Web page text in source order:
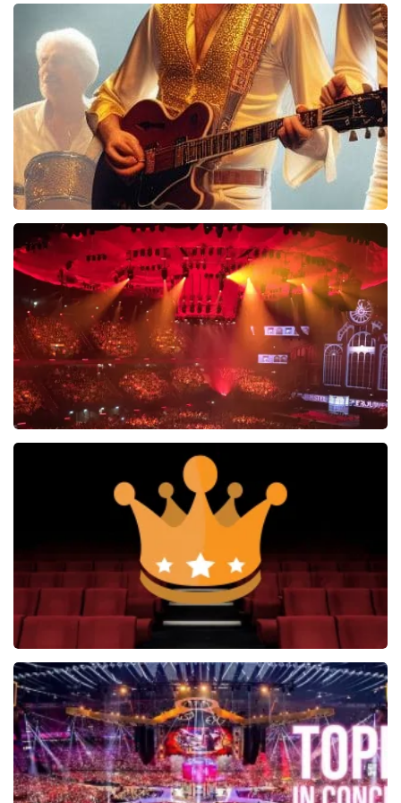
40 45 De Musical
2588+reviews
BEKIJKEN
Bee Gees Forever
845+reviews
BEKIJKEN
Vrienden Van Amstel Live
1252+reviews
BEKIJKEN
Soldaat van Oranje
6649+reviews
BEKIJKEN